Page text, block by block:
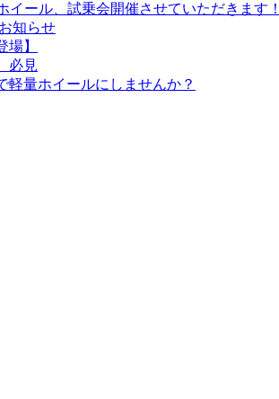
ール、試乗会開催させていただきます！
知らせ
】
必見
軽量ホイールにしませんか？